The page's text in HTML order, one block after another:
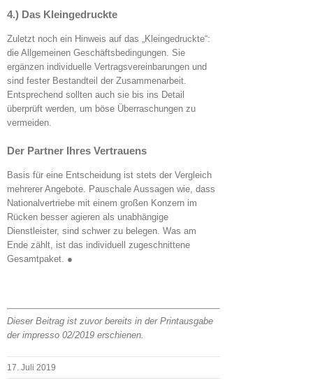
4.) Das Kleingedruckte
Zuletzt noch ein Hinweis auf das „Kleingedruckte“:
die Allgemeinen Geschäftsbedingungen. Sie
ergänzen individuelle Vertragsvereinbarungen und
sind fester Bestandteil der Zusammenarbeit.
Entsprechend sollten auch sie bis ins Detail
überprüft werden, um böse Überraschungen zu
vermeiden.
Der Partner Ihres Vertrauens
Basis für eine Entscheidung ist stets der Vergleich
mehrerer Angebote. Pauschale Aussagen wie, dass
Nationalvertriebe mit einem großen Konzern im
Rücken besser agieren als unabhängige
Dienstleister, sind schwer zu belegen. Was am
Ende zählt, ist das individuell zugeschnittene
Gesamtpaket. ●
Dieser Beitrag ist zuvor bereits in der Printausgabe
der impresso 02/2019 erschienen.
17. Juli 2019